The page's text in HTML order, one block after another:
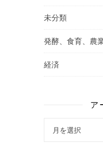
未分類
発酵、食育、農
経済
ア